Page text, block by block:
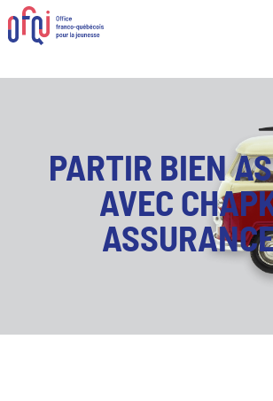
PARTIR BIEN
AVEC